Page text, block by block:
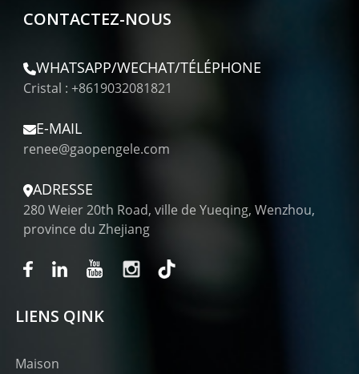
CONTACTEZ-NOUS
WHATSAPP/WECHAT/TÉLÉPHONE
Cristal : +8619032081821
E-MAIL
renee@gaopengele.com
ADRESSE
280 Weier 20th Road, ville de Yueqing, Wenzhou,
province du Zhejiang
LIENS QINK
Maison